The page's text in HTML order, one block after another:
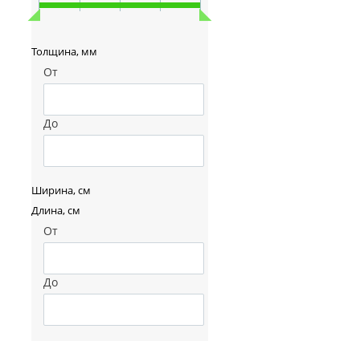
Толщина, мм
От
До
Ширина, см
Длина, см
От
До